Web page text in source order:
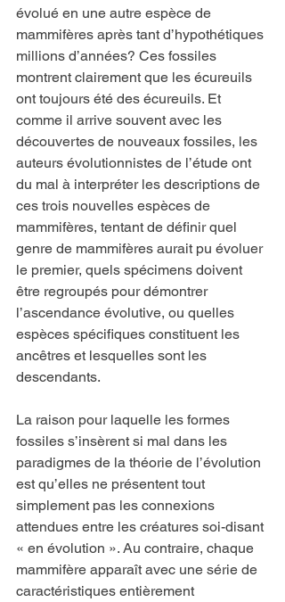
évolué en une autre espèce de
mammifères après tant d’hypothétiques
millions d’années? Ces fossiles
montrent clairement que les écureuils
ont toujours été des écureuils. Et
comme il arrive souvent avec les
découvertes de nouveaux fossiles, les
auteurs évolutionnistes de l’étude ont
du mal à interpréter les descriptions de
ces trois nouvelles espèces de
mammifères, tentant de définir quel
genre de mammifères aurait pu évoluer
le premier, quels spécimens doivent
être regroupés pour démontrer
l’ascendance évolutive, ou quelles
espèces spécifiques constituent les
ancêtres et lesquelles sont les
descendants.
La raison pour laquelle les formes
fossiles s’insèrent si mal dans les
paradigmes de la théorie de l’évolution
est qu’elles ne présentent tout
simplement pas les connexions
attendues entre les créatures soi-disant
« en évolution ». Au contraire, chaque
mammifère apparaît avec une série de
caractéristiques entièrement